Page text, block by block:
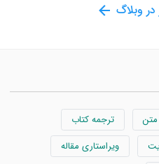
وبلاگ
ترجمه کتاب
ویراستاری مقاله